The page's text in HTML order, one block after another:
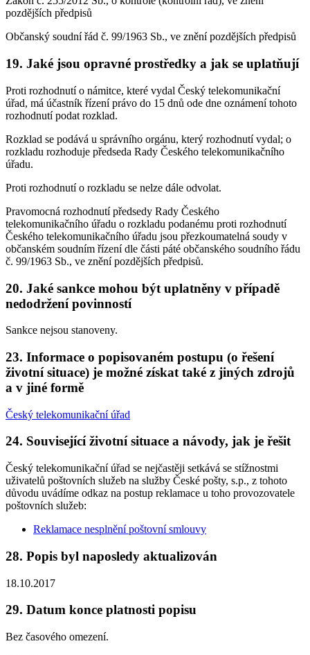
pozdějších předpisů
Občanský soudní řád č. 99/1963 Sb., ve znění pozdějších předpisů
19. Jaké jsou opravné prostředky a jak se uplatňují
Proti rozhodnutí o námitce, které vydal Český telekomunikační
úřad, má účastník řízení právo do 15 dnů ode dne oznámení tohoto
rozhodnutí podat rozklad.
Rozklad se podává u správního orgánu, který rozhodnutí vydal; o
rozkladu rozhoduje předseda Rady Českého telekomunikačního
úřadu.
Proti rozhodnutí o rozkladu se nelze dále odvolat.
Pravomocná rozhodnutí předsedy Rady Českého
telekomunikačního úřadu o rozkladu podanému proti rozhodnutí
Českého telekomunikačního úřadu jsou přezkoumatelná soudy v
občanském soudním řízení dle části páté občanského soudního řádu
č. 99/1963 Sb., ve znění pozdějších předpisů.
20. Jaké sankce mohou být uplatněny v případě
nedodržení povinností
Sankce nejsou stanoveny.
23. Informace o popisovaném postupu (o řešení
životní situace) je možné získat také z jiných zdrojů
a v jiné formě
Český telekomunikační úřad
24. Související životní situace a návody, jak je řešit
Český telekomunikační úřad se nejčastěji setkává se stížnostmi
uživatelů poštovních služeb na služby České pošty, s.p., z tohoto
důvodu uvádíme odkaz na postup reklamace u toho provozovatele
poštovních služeb:
Reklamace nesplnění poštovní smlouvy
28. Popis byl naposledy aktualizován
18.10.2017
29. Datum konce platnosti popisu
Bez časového omezení.